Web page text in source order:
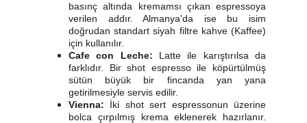
basınç altında kremamsı çıkan espressoya
verilen addır. Almanya'da ise bu isim
doğrudan standart siyah filtre kahve (Kaffee)
için kullanılır.
Cafe con Leche: Latte ile karıştırılsa da
farklıdır. Bir shot espresso ile köpürtülmüş
sütün büyük bir fincanda yan yana
getirilmesiyle servis edilir.
Vienna: İki shot sert espressonun üzerine
bolca çırpılmış krema eklenerek hazırlanır.